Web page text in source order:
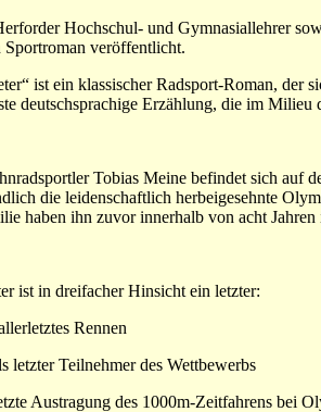
Hochschul- und Gymnasiallehrer
Sportroman veröffentlicht.
ist ein klassischer Radsport-Roman, der
deutschsprachige Erzählung, die im Milieu
Tobias Meine befindet sich auf
die leidenschaftlich herbeigesehnte
haben ihn zuvor innerhalb von acht Jahren
ist in dreifacher Hinsicht ein letzter:
Rennen
letzter Teilnehmer des Wettbewerbs
Austragung des 1000m-Zeitfahrens bei